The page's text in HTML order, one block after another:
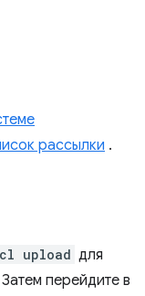
рассылки .
upload для
перейдите в